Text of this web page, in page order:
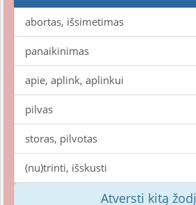
abortas, išsimetimas
panaikinimas
apie, aplink, aplinkui
pilvas
storas, pilvotas
(nu)trinti, išskusti
Atversti kitą žodį